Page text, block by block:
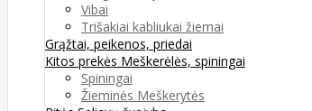
Vibai
Trišakiai kabliukai žiemai
Grąžtai, peikenos, priedai
Kitos prekės Meškerėlės, spiningai
Spiningai
Žieminės Meškerytės